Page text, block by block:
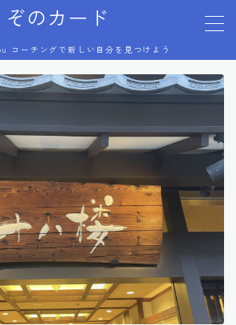
ぞのカード
コーチングで新しい自分を見つけよう